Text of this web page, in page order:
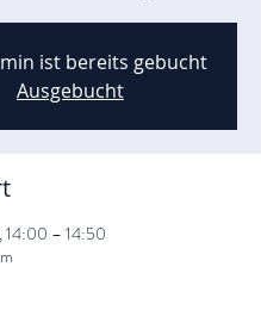
ist bereits gebucht
Ausgebucht
14:00 – 14:50